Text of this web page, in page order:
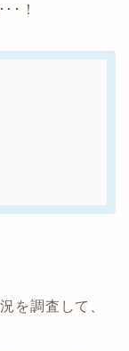
･！
を調査して、